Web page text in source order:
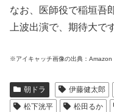
なお、医師役で稲垣吾
上波出演で、期待大で
※アイキャッチ画像の出典：Amazon
朝ドラ 伊藤健太郎
松下洸平
松田るか